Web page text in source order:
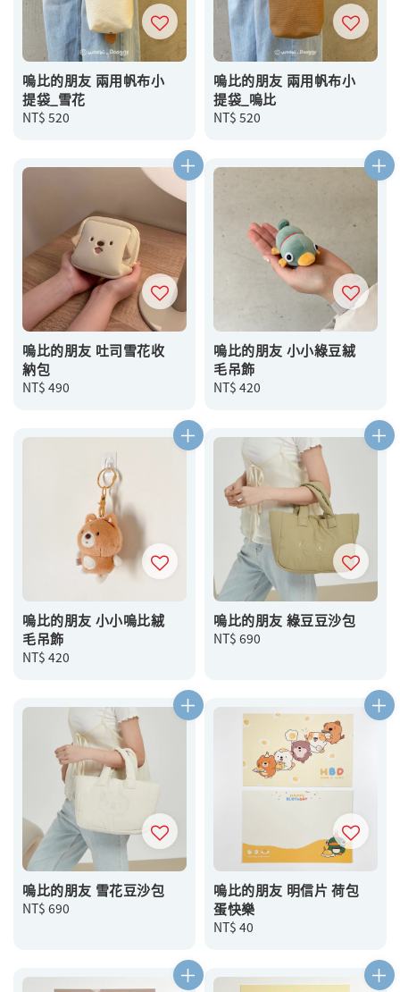
嗚比的朋友 兩用帆布小
提袋_雪花
Regular
NT$ 520
嗚比的朋友 兩用帆布小
提袋_嗚比
Regular
NT$ 520
嗚比的朋友 吐司雪花收
納包
Regular
NT$ 490
嗚比的朋友 小小綠豆絨
毛吊飾
Regular
NT$ 420
嗚比的朋友 小小嗚比絨
毛吊飾
Regular
NT$ 420
嗚比的朋友 綠豆豆沙包
Regular
NT$ 690
嗚比的朋友 雪花豆沙包
Regular
NT$ 690
嗚比的朋友 明信片 荷包
蛋快樂
Regular
NT$ 40